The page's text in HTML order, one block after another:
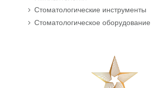
Стоматологические инструменты
Стоматологическое оборудование